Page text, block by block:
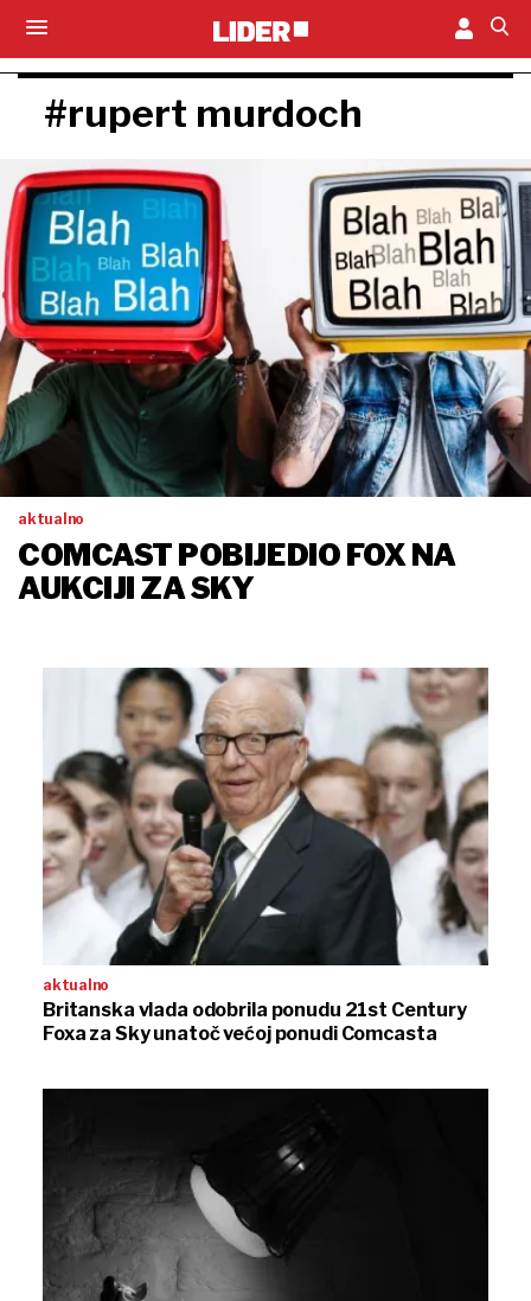
#rupert murdoch
aktualno
COMCAST POBIJEDIO FOX NA
AUKCIJI ZA SKY
aktualno
Britanska vlada odobrila ponudu 21st Century
Foxa za Sky unatoč većoj ponudi Comcasta